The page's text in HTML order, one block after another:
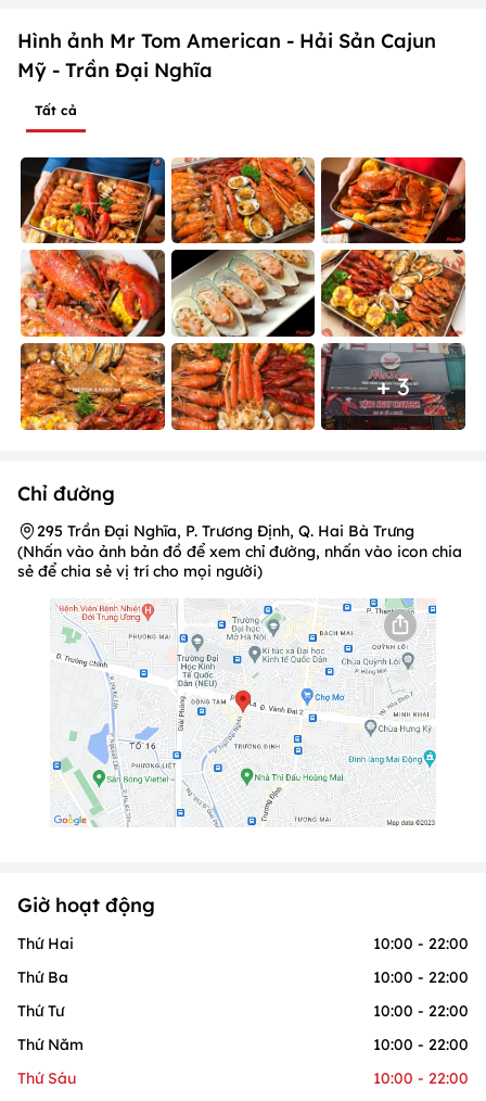
Hình ảnh Mr Tom American - Hải Sản Cajun
Mỹ - Trần Đại Nghĩa
Tất cả
+ 3
Chỉ đường
295 Trần Đại Nghĩa, P. Trương Định, Q. Hai Bà Trưng
(Nhấn vào ảnh bản đồ để xem chỉ đường, nhấn vào icon chia
sẻ để chia sẻ vị trí cho mọi người)
Giờ hoạt động
Thứ Hai
10:00 - 22:00
Thứ Ba
10:00 - 22:00
Thứ Tư
10:00 - 22:00
Thứ Năm
10:00 - 22:00
Thứ Sáu
10:00 - 22:00